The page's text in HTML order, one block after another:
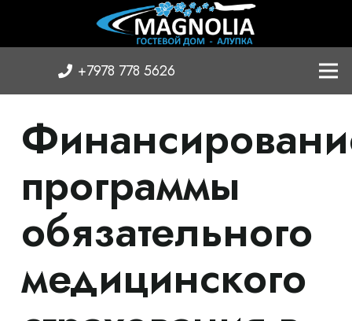
+7978 778 5626
программы
обязательного
медицинского